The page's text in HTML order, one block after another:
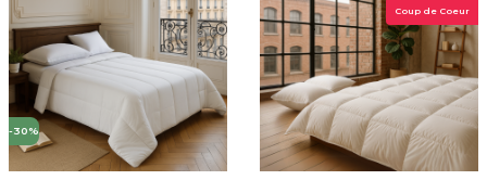
-30%
Coup de Coeur